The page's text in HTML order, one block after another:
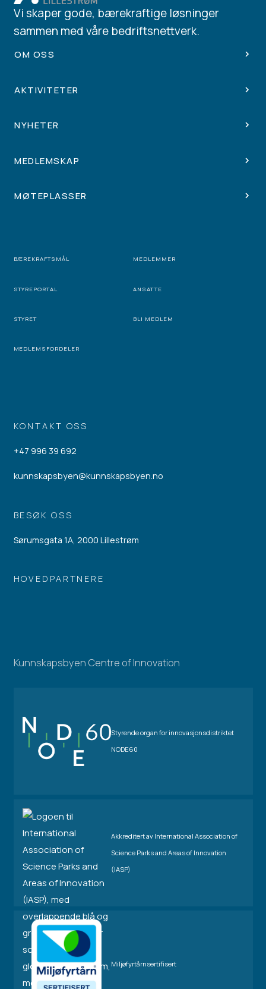
KONTAKT OSS
+47 996 39 692
kunnskapsbyen@kunnskapsbyen.no
BESØK OSS
Sørumsgata 1A, 2000 Lillestrøm
HOVEDPARTNERE
Vi skaper gode, bærekraftige løsninger
sammen med våre bedriftsnettverk.
OM OSS
AKTIVITETER
NYHETER
MEDLEMSKAP
MØTEPLASSER
BÆREKRAFTSMÅL MEDLEMMER
STYREPORTAL ANSATTE
STYRET BLI MEDLEM
MEDLEMSFORDELER
Kunnskapsbyen Centre of Innovation
Styrende organ for innovasjonsdistriktet
NODE60
Akkreditert av International Association of
Science Parks and Areas of Innovation
(IASP)
Miljøfyrtårnsertifisert